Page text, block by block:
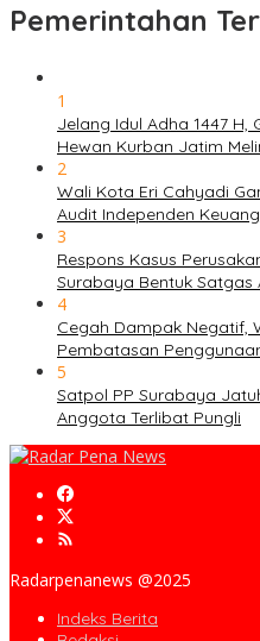
Pemerintahan
1
Jelang Idul Adha 1447 H,
Hewan Kurban Jatim
2
Wali Kota Eri Cahyadi
Audit Independen
3
Respons Kasus
Surabaya Bentuk Satgas
4
Cegah Dampak Negatif,
Pembatasan
5
Satpol PP Surabaya
Anggota Terlibat Pungli
Radarpenanews @2025
Indeks Berita